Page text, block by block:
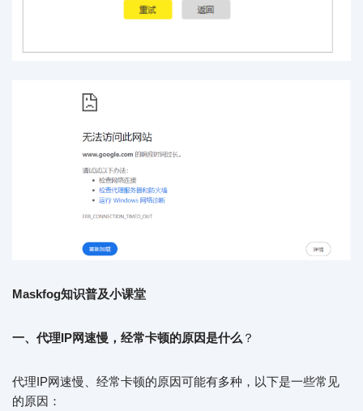
Maskfog知识普及小课堂
一、代理IP网速慢，经常卡顿的原因是什么 ？
代理IP网速慢、经常卡顿的原因可能有多种，以下是一些常见
的原因：